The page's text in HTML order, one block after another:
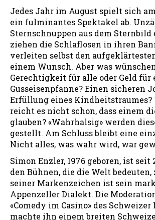
Jedes Jahr im August spielt sich
ein fulminantes Spektakel ab.
Sternschnuppen aus dem Sternbild
ziehen die Schlaflosen in ihren
verleiten selbst den
einem Wunsch. Aber was
Gerechtigkeit für alle oder Geld für
Gusseisenpfanne? Einen sicheren
Erfüllung eines Kindheitstraumes?
reicht es nicht schon, dass einem
glauben? «Wahrhalsig» werden
gestellt. Am Schluss bleibt eine
Nicht alles, was wahr wird, war
Simon Enzler, 1976 geboren, ist seit
den Bühnen, die die Welt bedeuten,
seiner Markenzeichen ist sein
Appenzeller Dialekt. Die
«Comedy im Casino» des Schweizer
machte ihn einem breiten